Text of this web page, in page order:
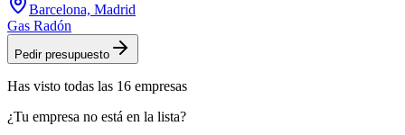
Barcelona, Madrid
Gas Radón
Pedir presupuesto
Has visto todas las 16 empresas
¿Tu empresa no está en la lista?